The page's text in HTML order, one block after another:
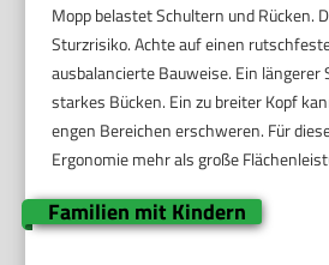
Mopp belastet Schultern und Rücken.
Sturzrisiko. Achte auf einen
ausbalancierte Bauweise. Ein
starkes Bücken. Ein zu breiter Kopf
engen Bereichen erschweren. Für
Ergonomie mehr als große
Familien mit Kindern